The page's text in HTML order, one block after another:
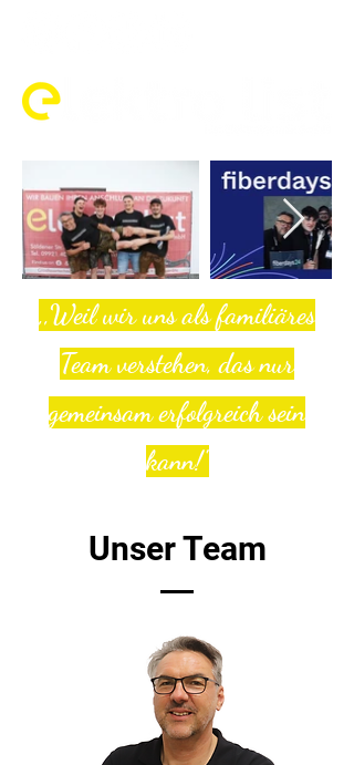
,,Weil wir uns als familiäres
Team verstehen, das nur
gemeinsam erfolgreich sein
kann!"
Unser Team